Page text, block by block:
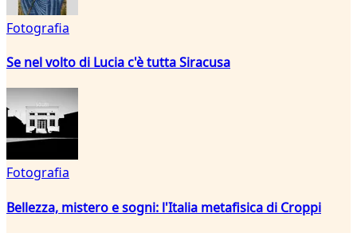
Fotografia
Se nel volto di Lucia c'è tutta Siracusa
Fotografia
Bellezza, mistero e sogni: l'Italia metafisica di Croppi